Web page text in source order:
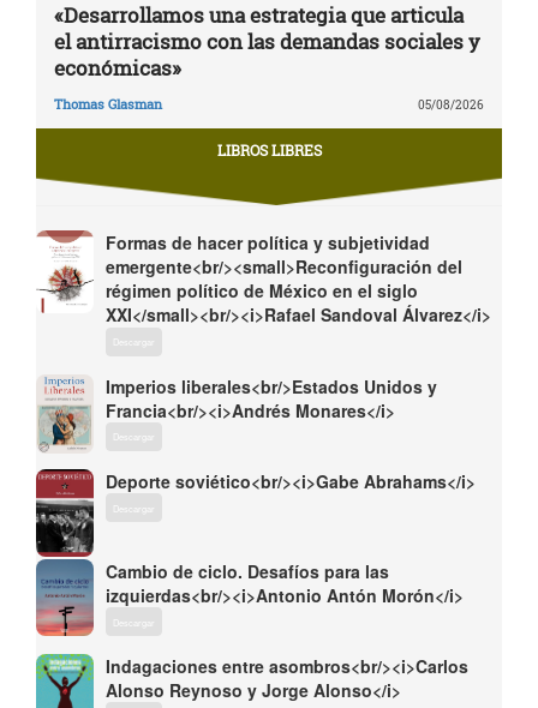
«Desarrollamos una estrategia que articula
el antirracismo con las demandas sociales y
económicas»
Thomas Glasman 05/08/2026
LIBROS LIBRES
Formas de hacer política y subjetividad
emergente<br/><small>Reconfiguración del
régimen político de México en el siglo
XXI</small><br/><i>Rafael Sandoval Álvarez</i>
Descargar
Imperios liberales<br/>Estados Unidos y
Francia<br/><i>Andrés Monares</i>
Descargar
Deporte soviético<br/><i>Gabe Abrahams</i>
Descargar
Cambio de ciclo. Desafíos para las
izquierdas<br/><i>Antonio Antón Morón</i>
Descargar
Indagaciones entre asombros<br/><i>Carlos
Alonso Reynoso y Jorge Alonso</i>